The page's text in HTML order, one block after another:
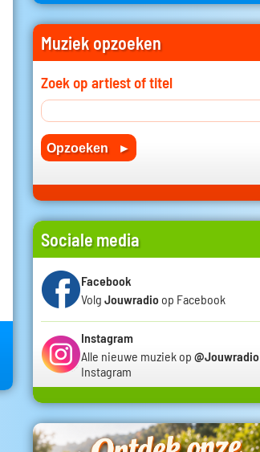
Muziek opzoeken
Zoek op artiest of titel
Sociale media
Facebook
Volg Jouwradio op Facebook
Instagram
Alle nieuwe muziek op @Jouwradio
Instagram